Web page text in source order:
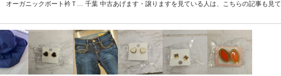
オーガニックボート衿Ｔ... 千葉 中古あげます・譲りますを見ている人は、こちらの記事も見て